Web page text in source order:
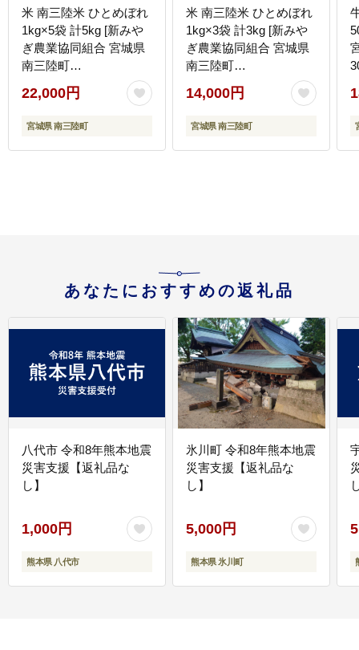
米 南三陸米 ひとめぼれ
1kg×5袋 計5kg [新みや
ぎ農業協同組合 宮城県
南三陸町
m304amh540006] 白米
一等米 精米 お米 ご飯
ごはん コメ こめ 小分け
22,000円
宮城県 南三陸町
米 南三陸米 ひとめぼれ
1kg×3袋 計3kg [新みや
ぎ農業協同組合 宮城県
南三陸町
m304amh540004] 白米
一等米 精米 お米 ご飯
ごはん コメ こめ 小分け
14,000円
宮城県 南三陸町
牛 牛タ
あなたにおすすめの返礼品
八代市 令和8年熊本地震
災害支援【返礼品な
し】
1,000円
熊本県 八代市
氷川町 令和8年熊本地震
災害支援【返礼品な
し】
5,000円
熊本県 氷川町